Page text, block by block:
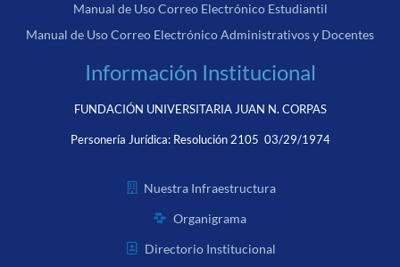
Manual de Uso Correo Electrónico Estudiantil
Manual de Uso Correo Electrónico Administrativos y Docentes
Información Institucional
FUNDACIÓN UNIVERSITARIA JUAN N. CORPAS
Personería Jurídica: Resolución 2105 03/29/1974
Nuestra Infraestructura
Organigrama
Directorio Institucional